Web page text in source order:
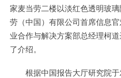
家麦当劳二楼以淡红色透明玻
劳（中国）有限公司首席信息
业合作与解决方案部总经理柯
了介绍。
根据中国报告大厅研究院